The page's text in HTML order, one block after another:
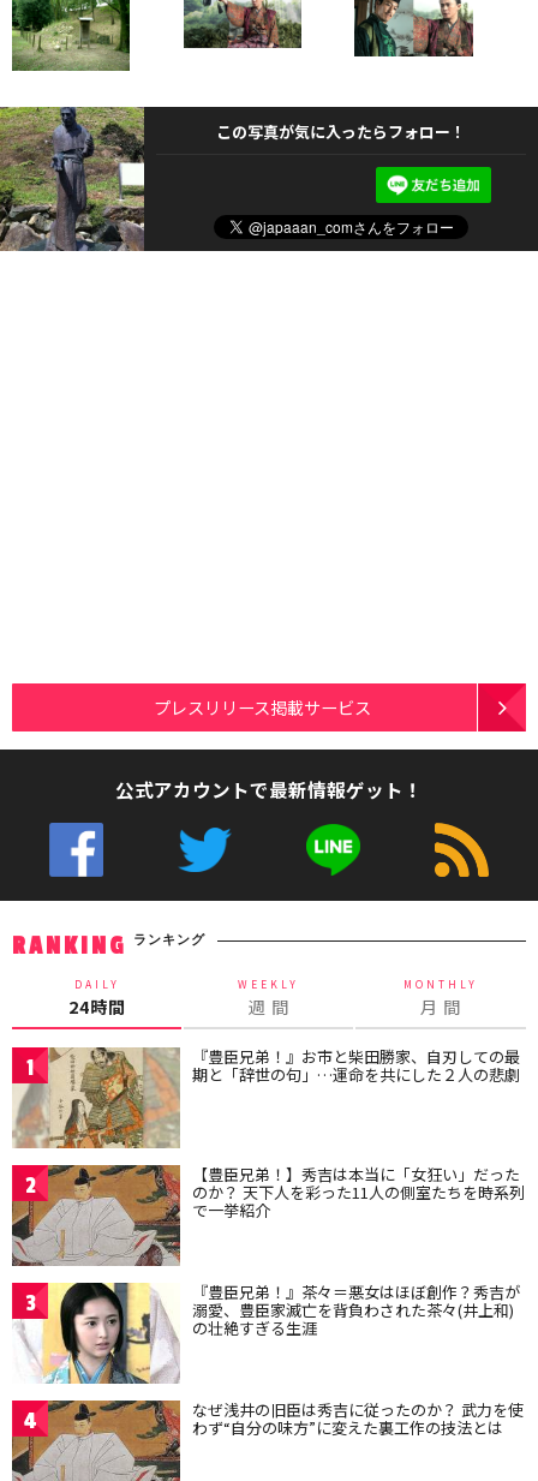
この写真が気に入ったらフォロー！
プレスリリース掲載サービス
公式アカウントで最新情報ゲット！
RANKING ランキング
DAILY
24時間
WEEKLY
週 間
MONTHLY
月 間
1 『豊臣兄弟！』お市と柴田勝家、自刃しての最
期と「辞世の句」…運命を共にした２人の悲劇
2 【豊臣兄弟！】秀吉は本当に「女狂い」だった
のか？ 天下人を彩った11人の側室たちを時系列
で一挙紹介
3 『豊臣兄弟！』茶々＝悪女はほぼ創作？秀吉が
溺愛、豊臣家滅亡を背負わされた茶々(井上和)
の壮絶すぎる生涯
4 なぜ浅井の旧臣は秀吉に従ったのか？ 武力を使
わず“自分の味方”に変えた裏工作の技法とは